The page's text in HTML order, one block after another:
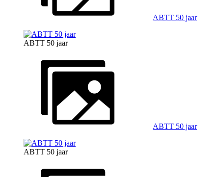
ABTT 50 jaar
ABTT 50 jaar
ABTT 50 jaar
ABTT 50 jaar